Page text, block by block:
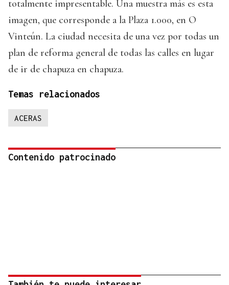
totalmente impresentable. Una muestra más es esta
imagen, que corresponde a la Plaza 1.000, en O
Vinteún. La ciudad necesita de una vez por todas un
plan de reforma general de todas las calles en lugar
de ir de chapuza en chapuza.
Temas relacionados
ACERAS
Contenido patrocinado